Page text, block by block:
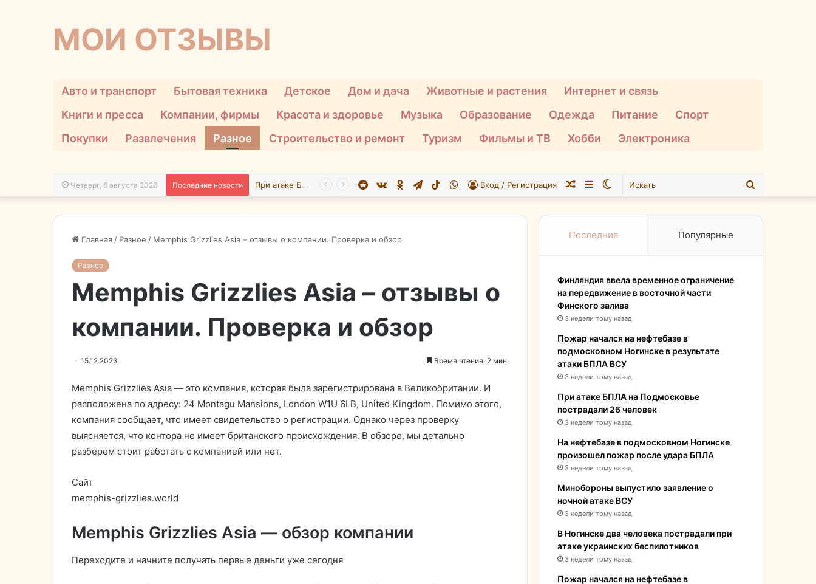
МОИ ОТЗЫВЫ
Авто и транспорт Бытовая техника Детское Дом и дача Животные и растения
Интернет и связь
Книги и пресса
Компании, фирмы Красота и здоровье Музыка Образование Одежда Питание
Спорт
Покупки
Развлечения Разное Строительство и ремонт Туризм Фильмы и ТВ Хобби Электроника
Четверг, 6 августа 2026 Последние новости При атаке БПЛА на Подмосковье пострадали 26 человек Искать
Switch
Sidebar
Случайная
Вход / Регистрация
WhatsApp
TikTok
Telegram
Одноклассники
vk.com
Reddit
Главная / Разное / Memphis Grizzlies Asia – отзывы о компании. Проверка и обзор
Разное
Memphis Grizzlies Asia – отзывы о
компании. Проверка и обзор
15.12.2023 Время чтения: 2 мин.
Memphis Grizzlies Asia — это компания, которая была зарегистрирована в Великобритании. И
расположена по адресу: 24 Montagu Mansions, London W1U 6LB, United Kingdom. Помимо этого,
компания сообщает, что имеет свидетельство о регистрации. Однако через проверку
выясняется, что контора не имеет британского происхождения. В обзоре, мы детально
разберем стоит работать с компанией или нет.
Сайт
memphis-grizzlies.world
Memphis Grizzlies Asia — обзор компании
Переходите и начните получать первые деньги уже сегодня
Последние Популярные
Финляндия ввела временное ограничение
на передвижение в восточной части
Финского залива
3 недели тому назад
Пожар начался на нефтебазе в
подмосковном Ногинске в результате
атаки БПЛА ВСУ
3 недели тому назад
При атаке БПЛА на Подмосковье
пострадали 26 человек
3 недели тому назад
На нефтебазе в подмосковном Ногинске
произошел пожар после удара БПЛА
3 недели тому назад
Минобороны выпустило заявление о
ночной атаке ВСУ
3 недели тому назад
В Ногинске два человека пострадали при
атаке украинских беспилотников
3 недели тому назад
Пожар начался на нефтебазе в